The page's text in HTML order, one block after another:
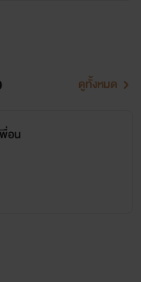
ดูทั้งหมด
อน